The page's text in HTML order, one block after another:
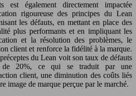
est également directement impactée
rigoureuse des principes du Lean
les défauts, en mettant en place des
plus performants et en impliquant les
et la résolution des problèmes, le
client et renforce la fidélité à la marque.
du Lean voit son taux de défauts
de 20%, ce qui se traduit par une
client, une diminution des coûts liés
image de marque perçue par le marché.